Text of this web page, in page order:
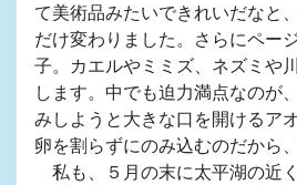
て美術品みたいできれいだなと
だけ変わりました。さらにペー
子。カエルやミミズ、ネズミや
します。中でも迫力満点なのが
みしようと大きな口を開けるア
卵を割らずにのみ込むのだから
私も、５月の末に太平湖の近